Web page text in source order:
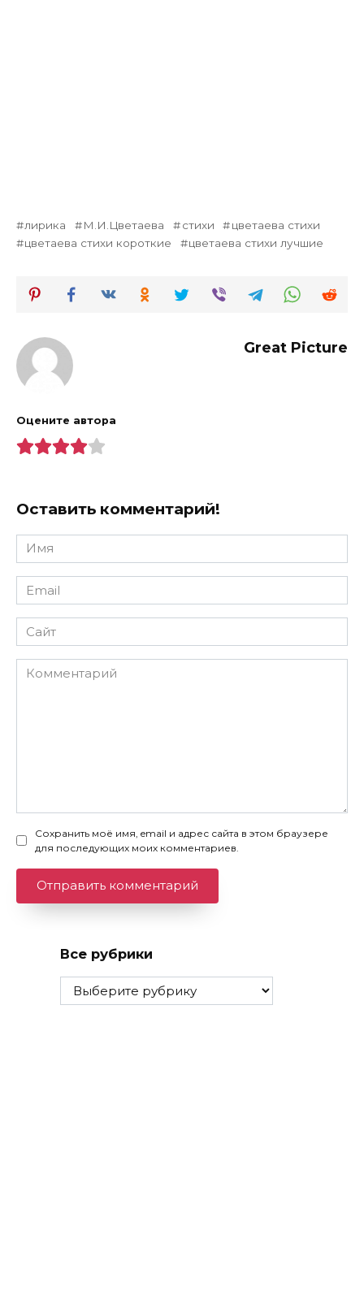
лирика М.И.Цветаева стихи
цветаева стихи
цветаева стихи короткие
цветаева стихи лучшие
Great Picture
Оцените автора
Оставить комментарий!
Имя
*
Email
*
Сайт
Комментарий
Сохранить моё имя, email и адрес сайта в этом браузере
для последующих моих комментариев.
Все рубрики
Все
рубрики